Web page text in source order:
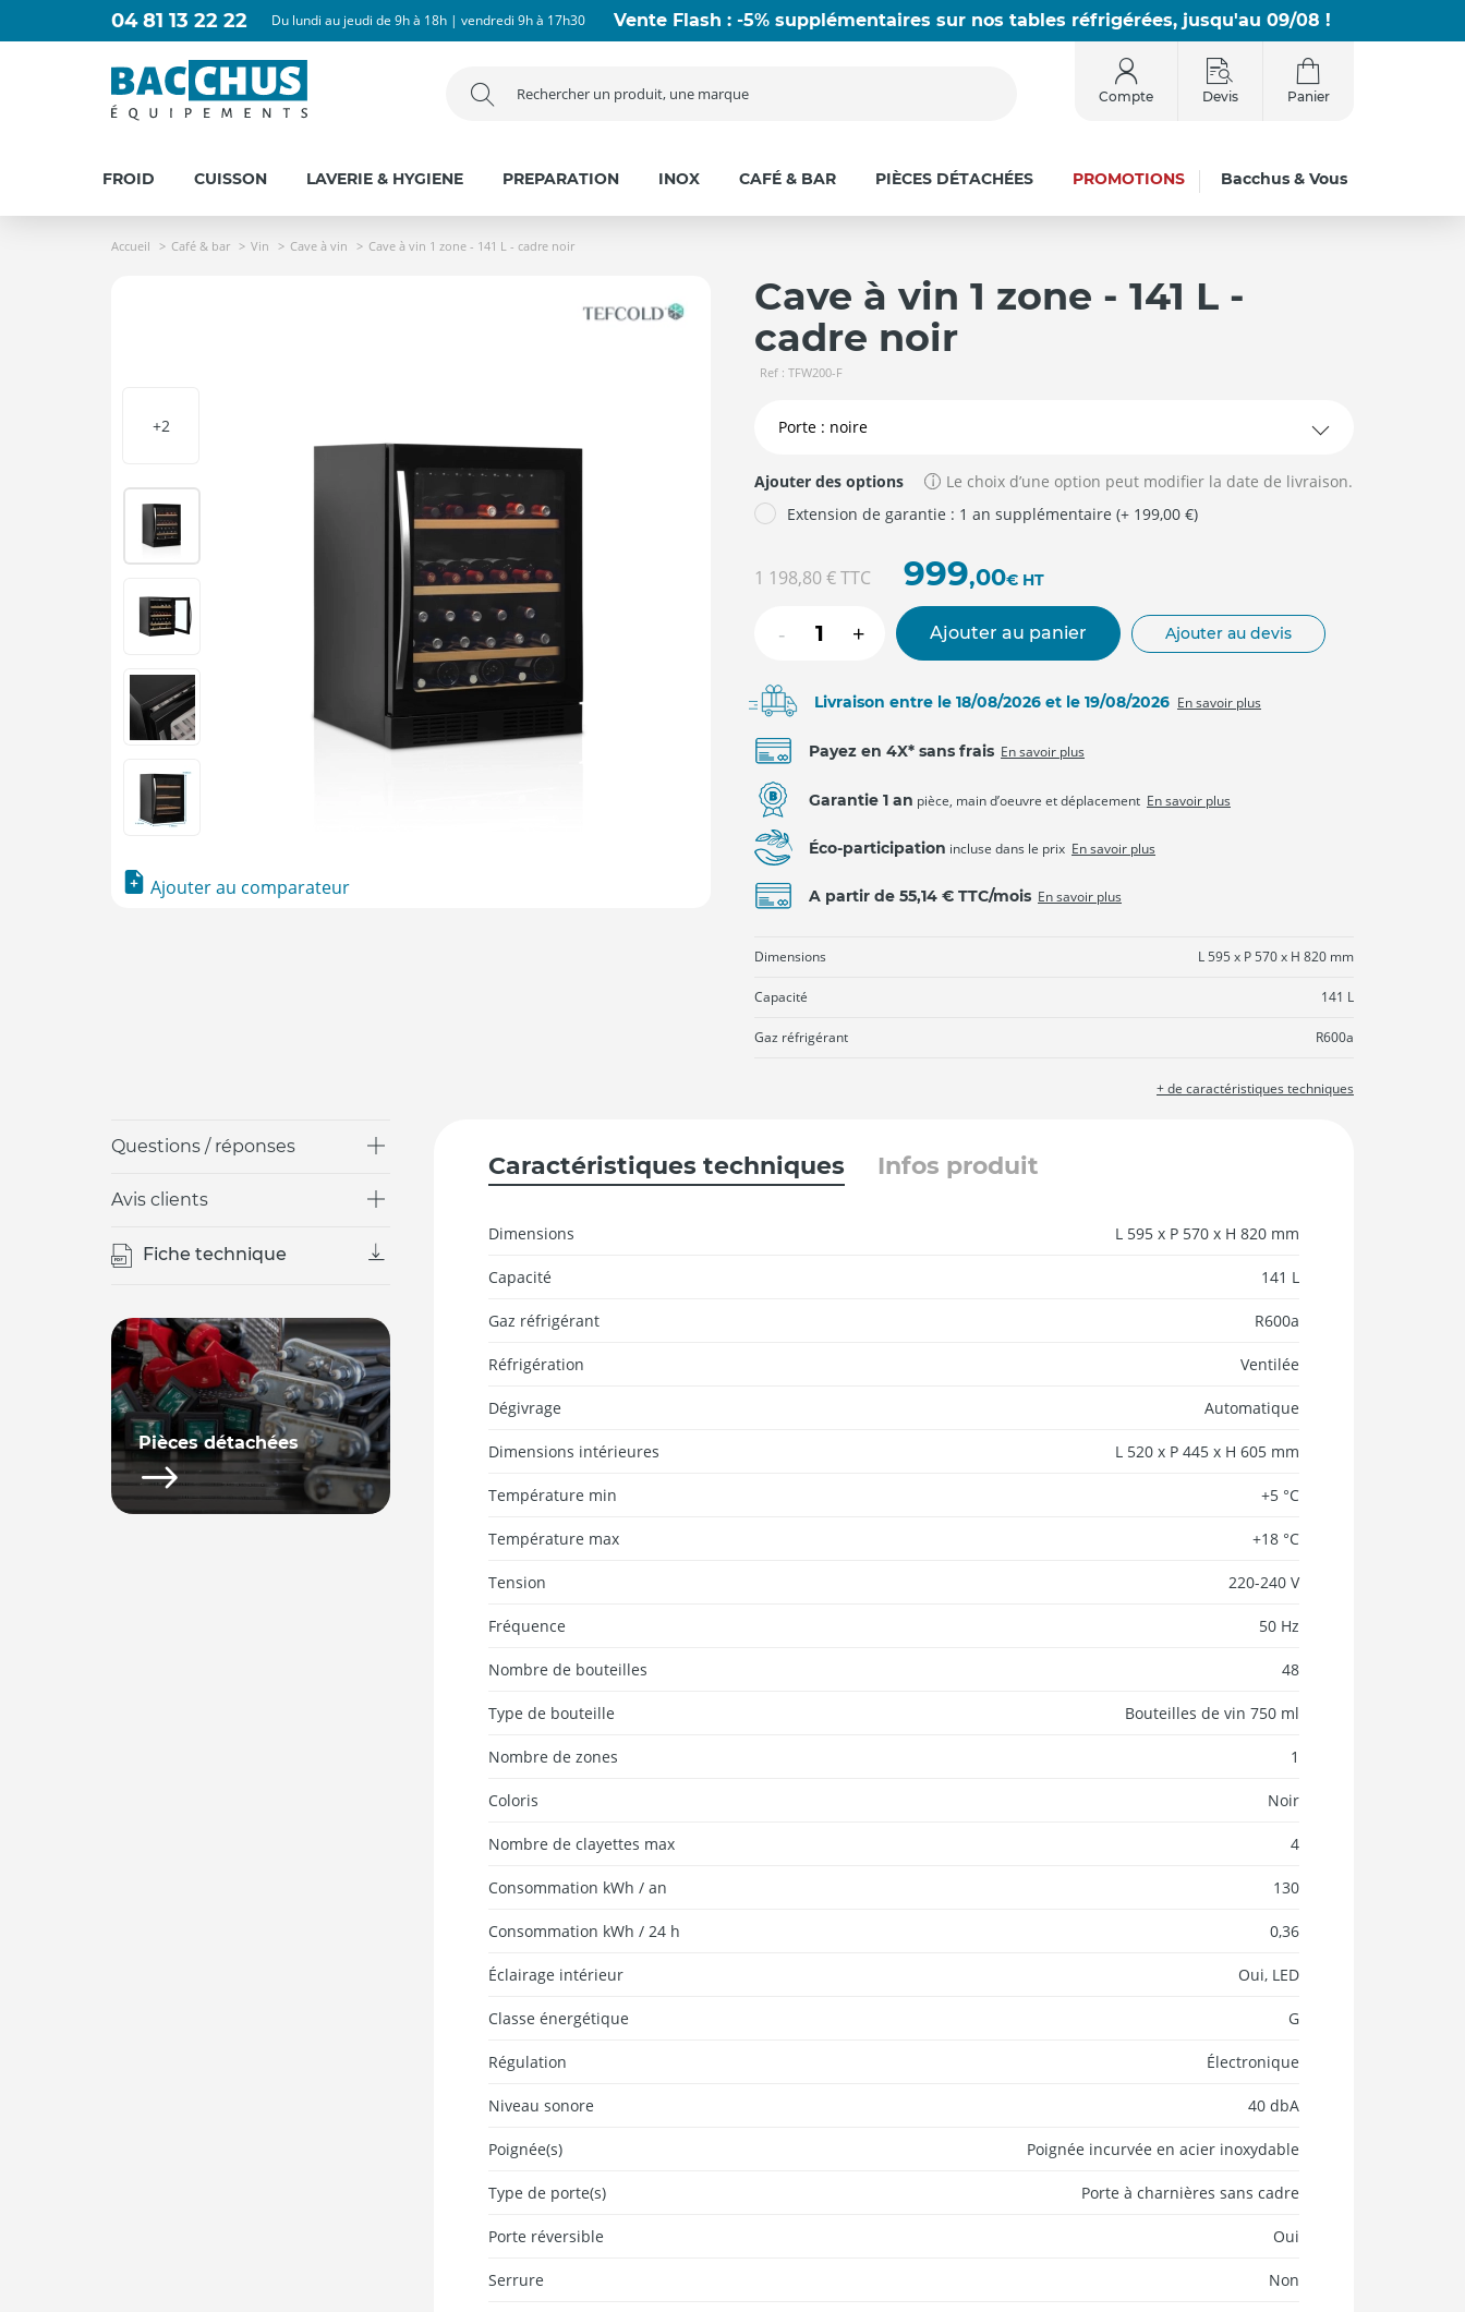
04 81 13 22 22 Du lundi au jeudi de 9h à 18h | vendredi 9h à 17h30 Vente Flash : -5% supplémentaires sur nos tables réfrigérées, jusqu'au 09/08 !
Compte Devis Panier
FROID CUISSON LAVERIE & HYGIENE PREPARATION INOX CAFÉ & BAR PIÈCES DÉTACHÉES PROMOTIONS Bacchus & Vous
Accueil Café & bar Vin Cave à vin Cave à vin 1 zone - 141 L - cadre noir
Ajouter au comparateur
+2
Cave à vin 1 zone - 141 L -
cadre noir
Ref : TFW200-F
Ajouter des options
Le choix d’une option peut modifier la date de livraison.
Extension de garantie : 1 an supplémentaire (+ 199,00 €)
1 198,80 €TTC 999,00€ HT
- + Ajouter au panier Ajouter au devis
Livraison entre le 18/08/2026 et le 19/08/2026 En savoir plus
Payez en 4X* sans frais En savoir plus
Garantie 1 an pièce, main d’oeuvre et déplacement En savoir plus
Éco-participation incluse dans le prix En savoir plus
A partir de 55,14 € TTC/mois En savoir plus
Dimensions L 595 x P 570 x H 820 mm
Capacité 141 L
Gaz réfrigérant R600a
+ de caractéristiques techniques
Questions / réponses
Avis clients
Fiche technique
Pièces détachées
Caractéristiques techniques Infos produit
Dimensions L 595 x P 570 x H 820 mm
Capacité 141 L
Gaz réfrigérant R600a
Réfrigération Ventilée
Dégivrage Automatique
Dimensions intérieures L 520 x P 445 x H 605 mm
Température min +5 °C
Température max +18 °C
Tension 220-240 V
Fréquence 50 Hz
Nombre de bouteilles 48
Type de bouteille Bouteilles de vin 750 ml
Nombre de zones 1
Coloris Noir
Nombre de clayettes max 4
Consommation kWh / an 130
Consommation kWh / 24 h 0,36
Éclairage intérieur Oui, LED
Classe énergétique G
Régulation Électronique
Niveau sonore 40 dbA
Poignée(s) Poignée incurvée en acier inoxydable
Type de porte(s) Porte à charnières sans cadre
Porte réversible Oui
Serrure Non